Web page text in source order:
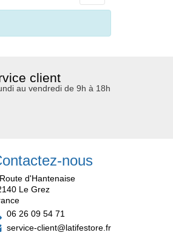
client
au vendredi de 9h à 18h
nous
d'Hantenaise
Le Grez
06 26 09 54 71
service-client@latifestore.fr